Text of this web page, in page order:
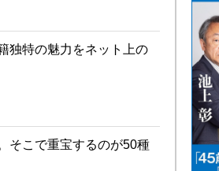
独特の魅力をネット上の
そこで重宝するのが50種